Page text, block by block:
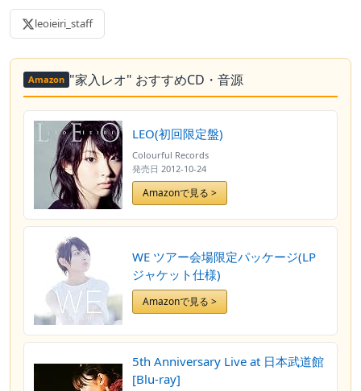
leoieiri_staff
Amazon "家入レオ" おすすめCD・音源
LEO(初回限定盤)
Colourful Records
発売日 2012-10-24
Amazonで見る >
WE ツアー会場限定パッケージ(LP
ジャケット仕様)
Amazonで見る >
5th Anniversary Live at 日本武道館
[Blu-ray]